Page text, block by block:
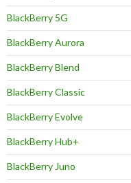
BlackBerry 5G
BlackBerry Aurora
BlackBerry Blend
BlackBerry Classic
BlackBerry Evolve
BlackBerry Hub+
BlackBerry Juno